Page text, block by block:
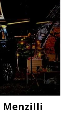
Menzilli